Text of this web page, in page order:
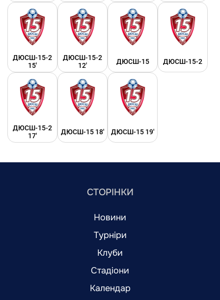
ДЮСШ-15-2
15'
ДЮСШ-15-2
12'
ДЮСШ-15 ДЮСШ-15-2
ДЮСШ-15-2
17'
ДЮСШ-15 18' ДЮСШ-15 19'
СТОРІНКИ
Новини
Турніри
Клуби
Стадіони
Календар